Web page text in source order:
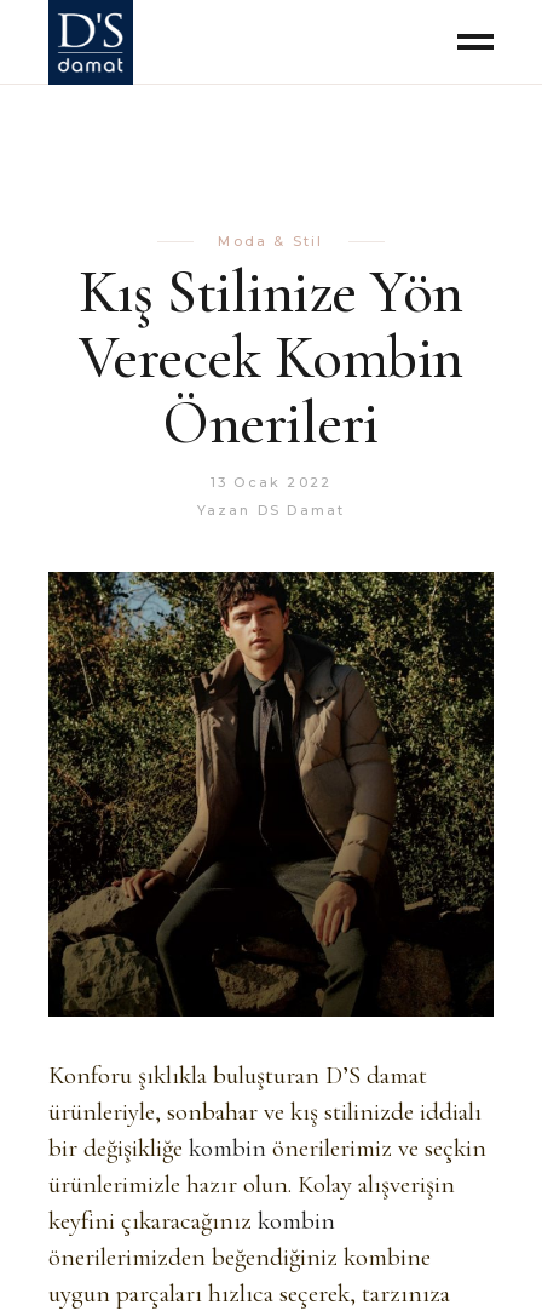
Moda & Stil
Kış Stilinize Yön
Verecek Kombin
Önerileri
13 Ocak 2022
Yazan
DS Damat
Konforu şıklıkla buluşturan D’S damat
ürünleriyle, sonbahar ve kış stilinizde iddialı
bir değişikliğekombin önerilerimiz ve seçkin
ürünlerimizle hazır olun. Kolay alışverişin
keyfini çıkaracağınızkombin
önerilerimizden beğendiğiniz kombine
uygun parçaları hızlıca seçerek, tarzınıza